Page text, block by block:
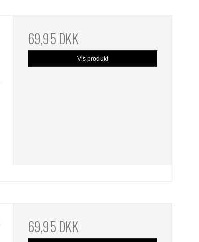
69,95 DKK
Vis produkt
69,95 DKK